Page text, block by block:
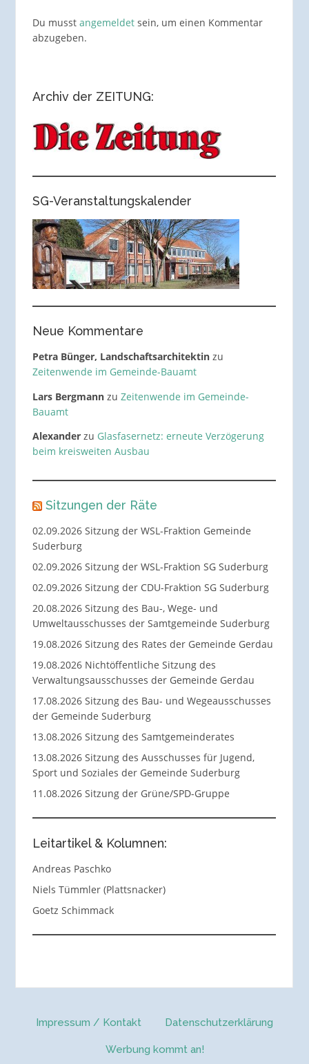
Du musst angemeldetsein, um einen Kommentar
abzugeben.
Archiv der ZEITUNG:
SG-Veranstaltungskalender
Neue Kommentare
Petra Bünger, Landschaftsarchitektinzu
Zeitenwende im Gemeinde-Bauamt
Lars Bergmannzu Zeitenwende im Gemeinde-
Bauamt
Alexanderzu Glasfasernetz: erneute Verzögerung
beim kreisweiten Ausbau
Sitzungen der Räte
02.09.2026 Sitzung der WSL-Fraktion Gemeinde
Suderburg
02.09.2026 Sitzung der WSL-Fraktion SG Suderburg
02.09.2026 Sitzung der CDU-Fraktion SG Suderburg
20.08.2026 Sitzung des Bau-, Wege- und
Umweltausschusses der Samtgemeinde Suderburg
19.08.2026 Sitzung des Rates der Gemeinde Gerdau
19.08.2026 Nichtöffentliche Sitzung des
Verwaltungsausschusses der Gemeinde Gerdau
17.08.2026 Sitzung des Bau- und Wegeausschusses
der Gemeinde Suderburg
13.08.2026 Sitzung des Samtgemeinderates
13.08.2026 Sitzung des Ausschusses für Jugend,
Sport und Soziales der Gemeinde Suderburg
11.08.2026 Sitzung der Grüne/SPD-Gruppe
Leitartikel & Kolumnen:
Andreas Paschko
Niels Tümmler (Plattsnacker)
Goetz Schimmack
Impressum / Kontakt Datenschutzerklärung
Werbung kommt an!